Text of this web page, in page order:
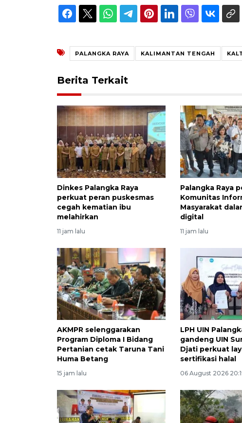
PALANGKA RAYA KALIMANTAN TENGAH
Berita Terkait
Dinkes Palangka Raya
perkuat peran puskesmas
cegah kematian ibu
melahirkan
11 jam lalu
Palangka Raya
Komunitas
Masyarakat
digital
11 jam lalu
AKMPR selenggarakan
Program Diploma I Bidang
Pertanian cetak Taruna Tani
Huma Betang
15 jam lalu
LPH UIN
gandeng UIN
Djati perkuat
sertifikasi halal
06 August 2026